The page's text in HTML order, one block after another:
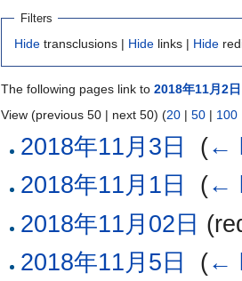
Filters
Hide transclusions | Hide links | Hide
The following pages link to 2018年11月2日
View (previous 50 | next 50) (20 | 50 | 100
2018年11月3日 (←
2018年11月1日
(←
2018年11月02日
2018年11月5日
(←